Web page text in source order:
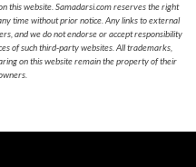
this website. Samadarsi.com reserves the right
time without prior notice. Any links to external
and we do not endorse or accept responsibility
of such third-party websites. All trademarks,
on this website remain the property of their